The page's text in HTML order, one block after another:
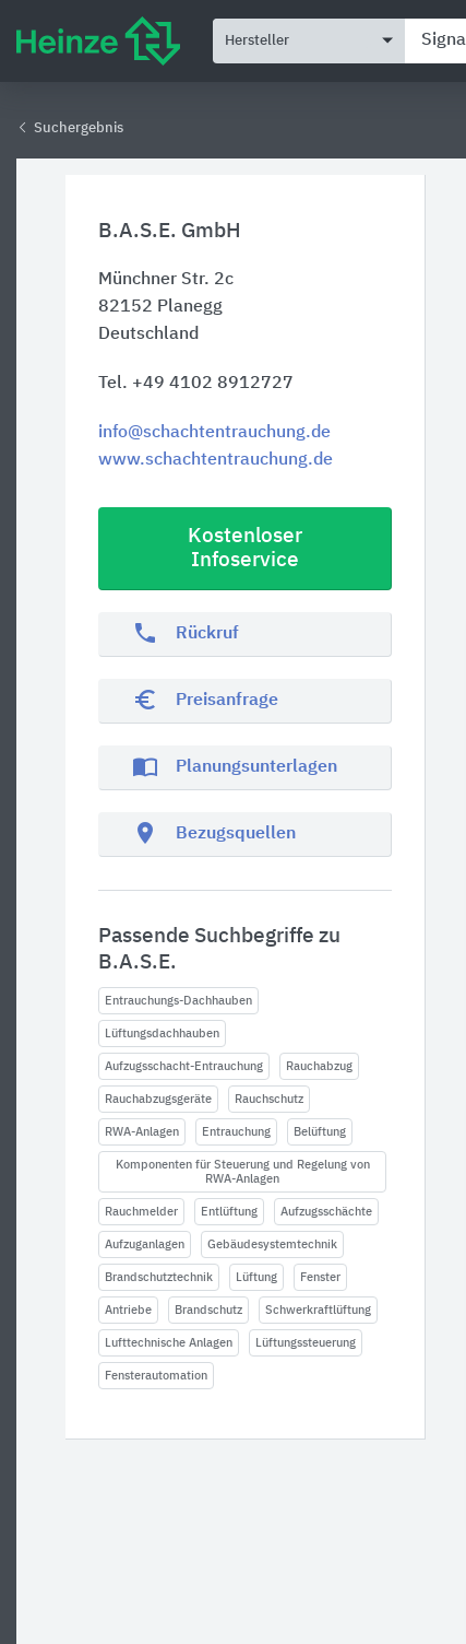
Hersteller
Suchergebnis
B.A.S.E. GmbH
Münchner Str. 2c
82152 Planegg
Deutschland
Tel. +49 4102 8912727
info@schachtentrauchung.de
www.schachtentrauchung.de
Kostenloser
Infoservice
phone Rückruf
euro_symbol Preisanfrage
import_contacts Planungsunterlagen
location_on Bezugsquellen
Passende Suchbegriffe zu
B.A.S.E.
Entrauchungs-Dachhauben
Lüftungsdachhauben
Aufzugsschacht-Entrauchung Rauchabzug
Rauchabzugsgeräte Rauchschutz
RWA-Anlagen Entrauchung Belüftung
Komponenten für Steuerung und Regelung von
RWA-Anlagen
Rauchmelder Entlüftung Aufzugsschächte
Aufzuganlagen Gebäudesystemtechnik
Brandschutztechnik Lüftung Fenster
Antriebe Brandschutz Schwerkraftlüftung
Lufttechnische Anlagen Lüftungssteuerung
Fensterautomation